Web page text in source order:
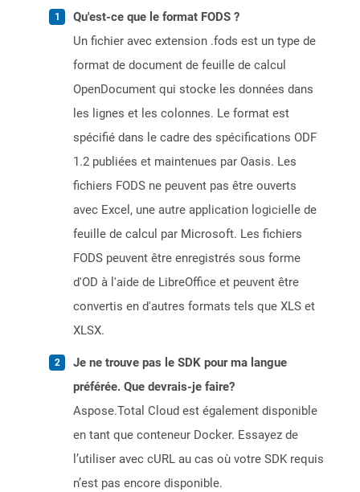
Qu'est-ce que le format FODS ?
Un fichier avec extension .fods est un type de
format de document de feuille de calcul
OpenDocument qui stocke les données dans
les lignes et les colonnes. Le format est
spécifié dans le cadre des spécifications ODF
1.2 publiées et maintenues par Oasis. Les
fichiers FODS ne peuvent pas être ouverts
avec Excel, une autre application logicielle de
feuille de calcul par Microsoft. Les fichiers
FODS peuvent être enregistrés sous forme
d'OD à l'aide de LibreOffice et peuvent être
convertis en d'autres formats tels que XLS et
XLSX.
Je ne trouve pas le SDK pour ma langue
préférée. Que devrais-je faire?
Aspose.Total Cloud est également disponible
en tant que conteneur Docker. Essayez de
l’utiliser avec cURL au cas où votre SDK requis
n’est pas encore disponible.